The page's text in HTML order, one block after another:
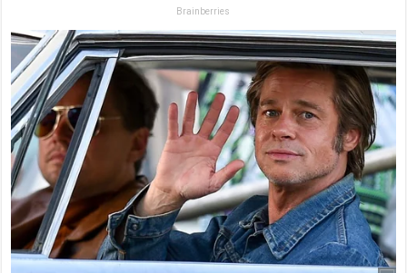
Brainberries